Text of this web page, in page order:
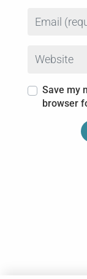
Save my
browser